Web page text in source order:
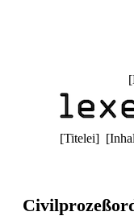
[
[Titelei] [